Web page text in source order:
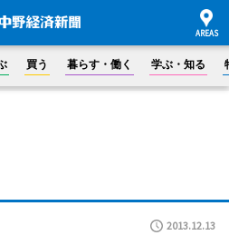
買う 暮らす・働く 学ぶ・知る
2013.12.13